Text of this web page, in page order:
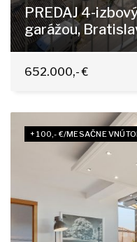
PREDAJ 4-
garážou,
Horská 11/A,
652.000,- €
+ 100,- €/MESAČNE